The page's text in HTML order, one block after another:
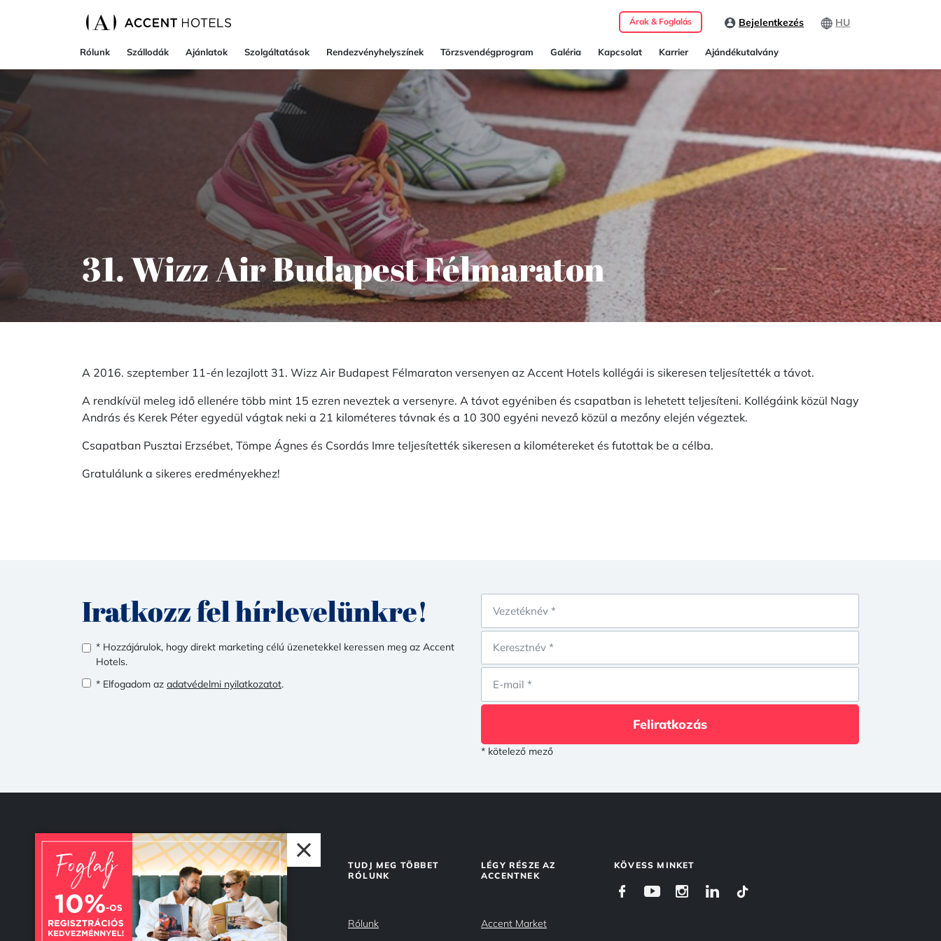
Árak & Foglalás Bejelentkezés HU
Rólunk Szállodák Ajánlatok Szolgáltatások Rendezvényhelyszínek Törzsvendégprogram Galéria Kapcsolat Karrier Ajándékutalvány
31. Wizz Air Budapest Félmaraton
A 2016. szeptember 11-én lezajlott 31. Wizz Air Budapest Félmaraton versenyen az Accent Hotels kollégái is sikeresen teljesítették a távot.
A rendkívül meleg idő ellenére több mint 15 ezren neveztek a versenyre. A távot egyéniben és csapatban is lehetett teljesíteni. Kollégáink közül Nagy
András és Kerek Péter egyedül vágtak neki a 21 kilométeres távnak és a 10 300 egyéni nevező közül a mezőny elején végeztek.
Csapatban Pusztai Erzsébet, Tömpe Ágnes és Csordás Imre teljesítették sikeresen a kilométereket és futottak be a célba.
Gratulálunk a sikeres eredményekhez!
Iratkozz fel hírlevelünkre!
* Hozzájárulok, hogy direkt marketing célú üzenetekkel keressen meg az Accent
Hotels.
* Elfogadom az adatvédelmi nyilatkozatot.
Feliratkozás
* kötelező mező
TUDJ MEG TÖBBET
RÓLUNK
Rólunk
LÉGY RÉSZE AZ
ACCENTNEK
Accent Market
KÖVESS MINKET